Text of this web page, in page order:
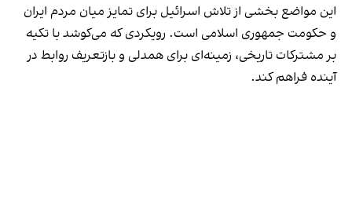
‏این مواضع بخشی از تلاش اسرائیل برای تمایز میان مردم ایران
و حکومت جمهوری اسلامی است. رویکردی که می‌کوشد با تکیه
بر مشترکات تاریخی، زمینه‌ای برای همدلی و بازتعریف روابط در
آینده فراهم کند.